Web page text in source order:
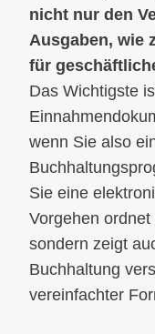
nicht nur den
Ausgaben, wie
für
Das Wichtigste
wenn Sie also
Sie eine
Vorgehen
sondern zeigt
Buchhaltung
vereinfachter